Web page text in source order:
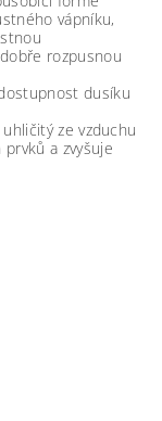
vápníku,
rozpusnou
dusíku
ze vzduchu
a zvyšuje